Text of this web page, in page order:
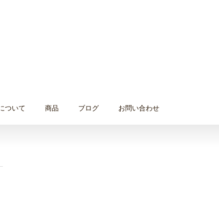
ついて 商品 ブログ お問い合わせ